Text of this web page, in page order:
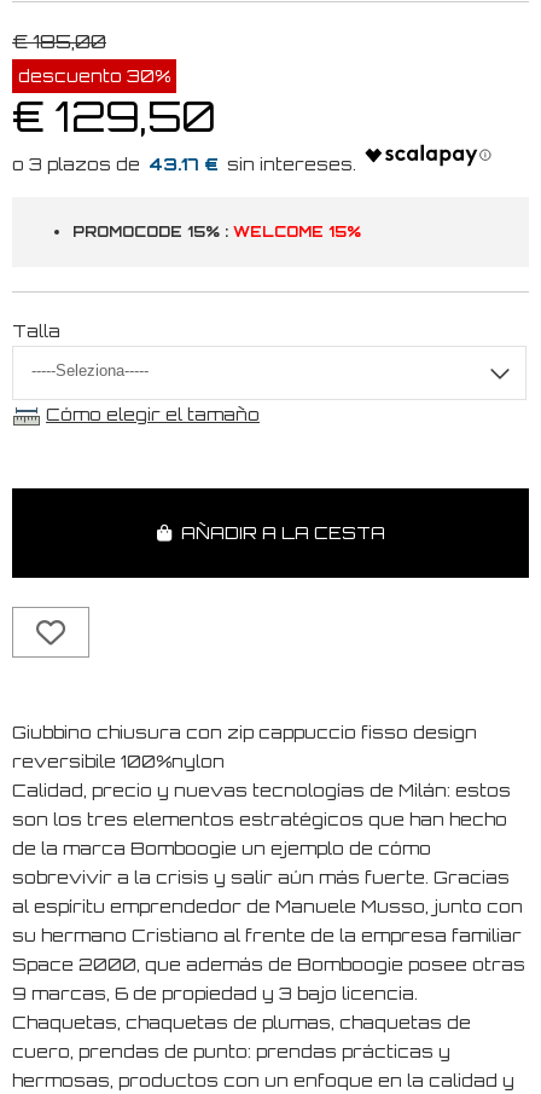
€ 185,00
descuento 30%
€ 129,50
43.17 €
PROMOCODE 15% : WELCOME 15%
Talla
Cómo elegir el tamaño
AÑADIR A LA CESTA
Giubbino chiusura con zip cappuccio fisso design
reversibile 100%nylon
Calidad, precio y nuevas tecnologías de Milán: estos
son los tres elementos estratégicos que han hecho
de la marca Bomboogie un ejemplo de cómo
sobrevivir a la crisis y salir aún más fuerte. Gracias
al espíritu emprendedor de Manuele Musso, junto con
su hermano Cristiano al frente de la empresa familiar
Space 2000, que además de Bomboogie posee otras
9 marcas, 6 de propiedad y 3 bajo licencia.
Chaquetas, chaquetas de plumas, chaquetas de
cuero, prendas de punto: prendas prácticas y
hermosas, productos con un enfoque en la calidad y